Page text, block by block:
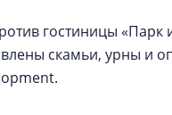
гостиницы
скамьи, урны и